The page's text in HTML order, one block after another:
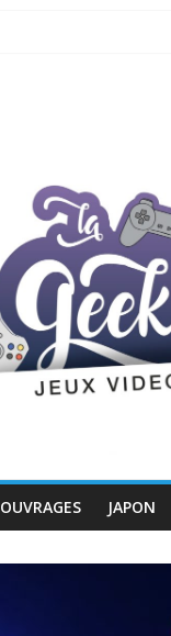
OUVRAGES JAPON